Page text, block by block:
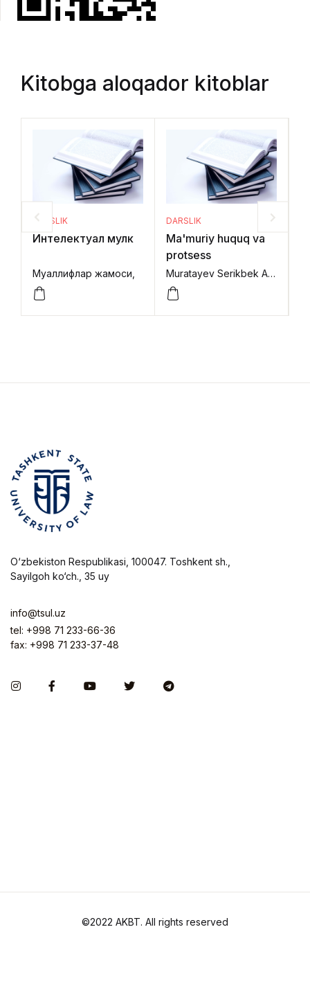
Kitobga aloqador kitoblar
DARSLIK
Интелектуал мулк
Муаллифлар жамоси,
DARSLIK
Ma'muriy huquq va
protsess
Muratayev Serikbek Alpamisovich, Musayev Bekzod Tursunboyev, Artikov Dilmurod,
O‘zbekiston Respublikasi, 100047. Toshkent sh.,
Sayilgoh ko‘ch., 35 uy
info@tsul.uz
tel: +998 71 233-66-36
fax: +998 71 233-37-48
©2022 AKBT. All rights reserved